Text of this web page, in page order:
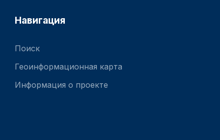
Навигация
Поиск
Геоинформационная карта
Информация о проекте